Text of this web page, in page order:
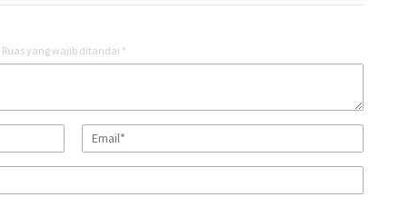
Ruas yang wajib ditandai *